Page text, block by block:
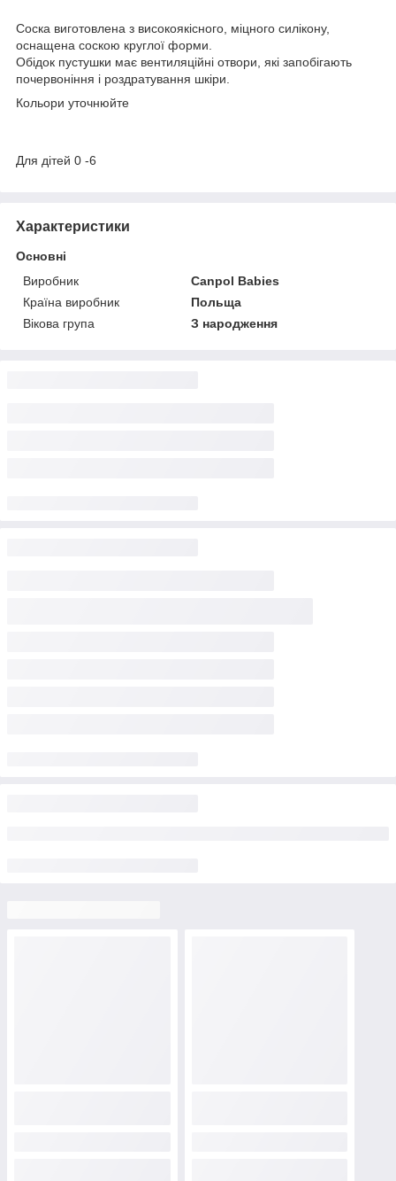
Соска виготовлена з високоякісного, міцного силікону,
оснащена соскою круглої форми.
Обідок пустушки має вентиляційні отвори, які запобігають
почервоніння і роздратування шкіри.
Кольори уточнюйте
Для дітей 0 -6
Характеристики
Основні
Виробник
Canpol Babies
Країна виробник
Польща
Вікова група
З народження